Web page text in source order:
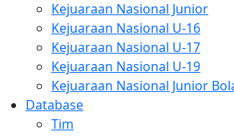
Kejuaraan Nasional Junior
Kejuaraan Nasional U-16
Kejuaraan Nasional U-17
Kejuaraan Nasional U-19
Kejuaraan Nasional Junior
Database
Tim